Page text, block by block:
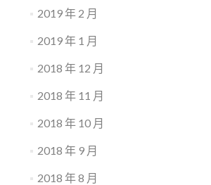
2019 年 2 月
2019 年 1 月
2018 年 12 月
2018 年 11 月
2018 年 10 月
2018 年 9 月
2018 年 8 月